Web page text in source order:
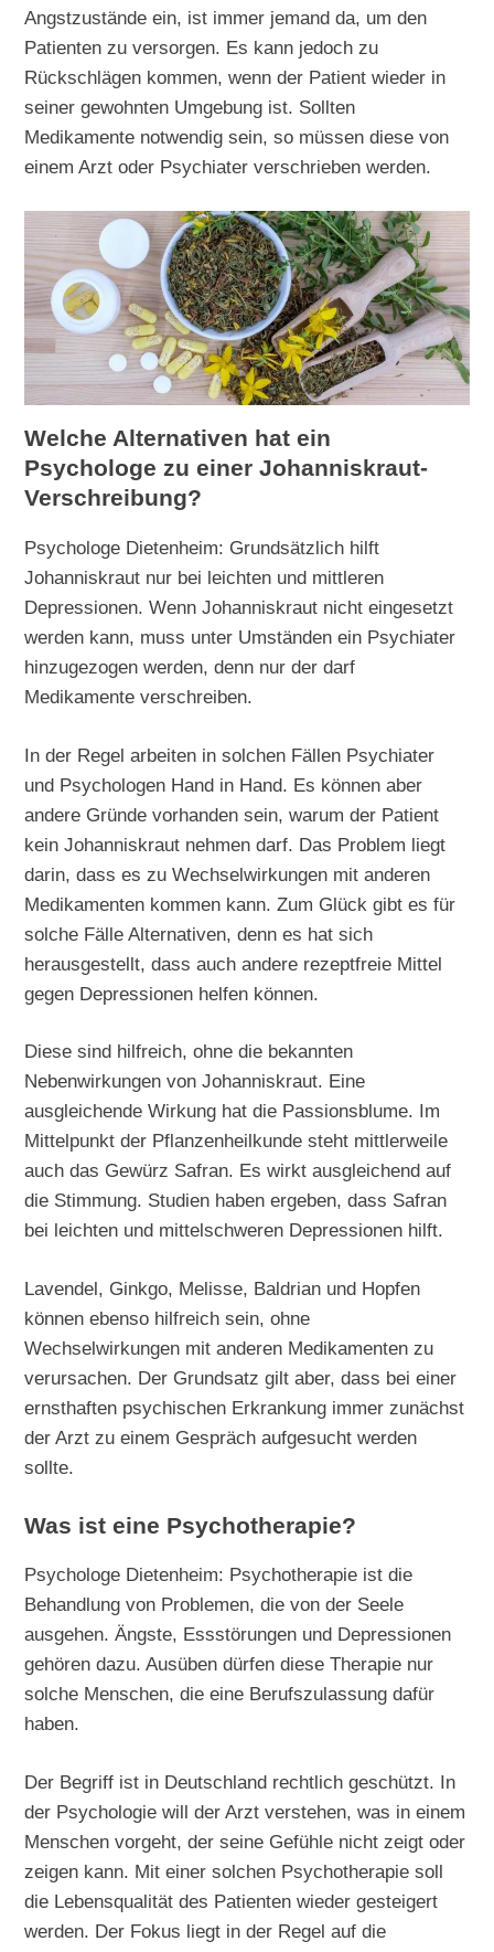
Angstzustände ein, ist immer jemand da, um den
Patienten zu versorgen. Es kann jedoch zu
Rückschlägen kommen, wenn der Patient wieder in
seiner gewohnten Umgebung ist. Sollten
Medikamente notwendig sein, so müssen diese von
einem Arzt oder Psychiater verschrieben werden.
Welche Alternativen hat ein
Psychologe zu einer Johanniskraut-
Verschreibung?
Psychologe Dietenheim: Grundsätzlich hilft
Johanniskraut nur bei leichten und mittleren
Depressionen. Wenn Johanniskraut nicht eingesetzt
werden kann, muss unter Umständen ein Psychiater
hinzugezogen werden, denn nur der darf
Medikamente verschreiben.
In der Regel arbeiten in solchen Fällen Psychiater
und Psychologen Hand in Hand. Es können aber
andere Gründe vorhanden sein, warum der Patient
kein Johanniskraut nehmen darf. Das Problem liegt
darin, dass es zu Wechselwirkungen mit anderen
Medikamenten kommen kann. Zum Glück gibt es für
solche Fälle Alternativen, denn es hat sich
herausgestellt, dass auch andere rezeptfreie Mittel
gegen Depressionen helfen können.
Diese sind hilfreich, ohne die bekannten
Nebenwirkungen von Johanniskraut. Eine
ausgleichende Wirkung hat die Passionsblume. Im
Mittelpunkt der Pflanzenheilkunde steht mittlerweile
auch das Gewürz Safran. Es wirkt ausgleichend auf
die Stimmung. Studien haben ergeben, dass Safran
bei leichten und mittelschweren Depressionen hilft.
Lavendel, Ginkgo, Melisse, Baldrian und Hopfen
können ebenso hilfreich sein, ohne
Wechselwirkungen mit anderen Medikamenten zu
verursachen. Der Grundsatz gilt aber, dass bei einer
ernsthaften psychischen Erkrankung immer zunächst
der Arzt zu einem Gespräch aufgesucht werden
sollte.
Was ist eine Psychotherapie?
Psychologe Dietenheim: Psychotherapie ist die
Behandlung von Problemen, die von der Seele
ausgehen. Ängste, Essstörungen und Depressionen
gehören dazu. Ausüben dürfen diese Therapie nur
solche Menschen, die eine Berufszulassung dafür
haben.
Der Begriff ist in Deutschland rechtlich geschützt. In
der Psychologie will der Arzt verstehen, was in einem
Menschen vorgeht, der seine Gefühle nicht zeigt oder
zeigen kann. Mit einer solchen Psychotherapie soll
die Lebensqualität des Patienten wieder gesteigert
werden. Der Fokus liegt in der Regel auf die